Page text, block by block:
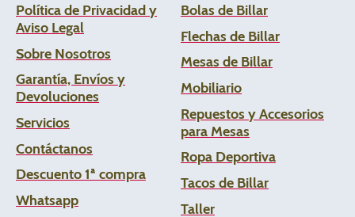
Política de Privacidad y
Aviso Legal
Sobre Nosotros
Garantía, Envíos y
Devoluciones
Servicios
Contáctanos
Descuento 1ª compra
Whatsapp
Bolas de Billar
Flechas de Billar
Mesas de Billar
Mobiliario
Repuestos y Accesorios
para Mesas
Ropa Deportiva
Tacos de Billar
Taller